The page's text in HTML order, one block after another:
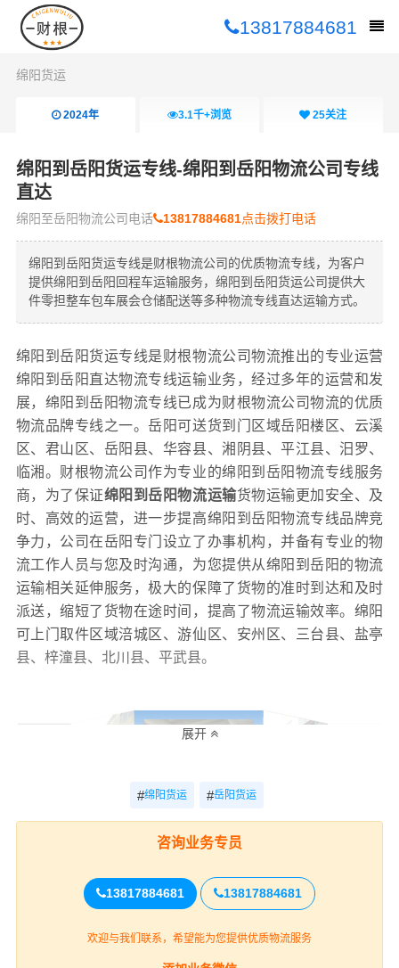
13817884681
绵阳货运
2024年 3.1千+浏览 25关注
绵阳到岳阳货运专线-绵阳到岳阳物流公司专线
直达
绵阳至岳阳物流公司电话 13817884681点击拨打电话
绵阳到岳阳货运专线是财根物流公司的优质物流专线，为客户
提供绵阳到岳阳回程车运输服务，绵阳到岳阳货运公司提供大
件零担整车包车展会仓储配送等多种物流专线直达运输方式。
绵阳到岳阳货运专线是财根物流公司物流推出的专业运营
绵阳到岳阳直达物流专线运输业务，经过多年的运营和发
展，绵阳到岳阳物流专线已成为财根物流公司物流的优质
物流品牌专线之一。岳阳可送货到门区域岳阳楼区、云溪
区、君山区、岳阳县、华容县、湘阴县、平江县、汨罗、
临湘。财根物流公司作为专业的绵阳到岳阳物流专线服务
商，为了保证绵阳到岳阳物流运输货物运输更加安全、及
时、高效的运营，进一步提高绵阳到岳阳物流专线品牌竞
争力，公司在岳阳专门设立了办事机构，并备有专业的物
流工作人员与您及时沟通，为您提供从绵阳到岳阳的物流
运输相关延伸服务，极大的保障了货物的准时到达和及时
派送，缩短了货物在途时间，提高了物流运输效率。绵阳
可上门取件区域涪城区、游仙区、安州区、三台县、盐亭
县、梓潼县、北川县、平武县。
同时，为了方便广大客户从绵阳物流到岳阳的不同运输时
效和物流成本要求，财根物流公司特推出绵阳到岳阳物流
多种运输方式，以此来降低从绵阳到岳阳运输的物流成
展开
#绵阳货运 #岳阳货运
咨询业务专员
13817884681 13817884681
欢迎与我们联系，希望能为您提供优质物流服务